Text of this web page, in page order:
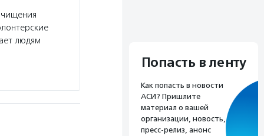
людям
Попасть в ленту
Как попасть в новости
АСИ? Пришлите
материал о вашей
организации, новость,
пресс-релиз, анонс